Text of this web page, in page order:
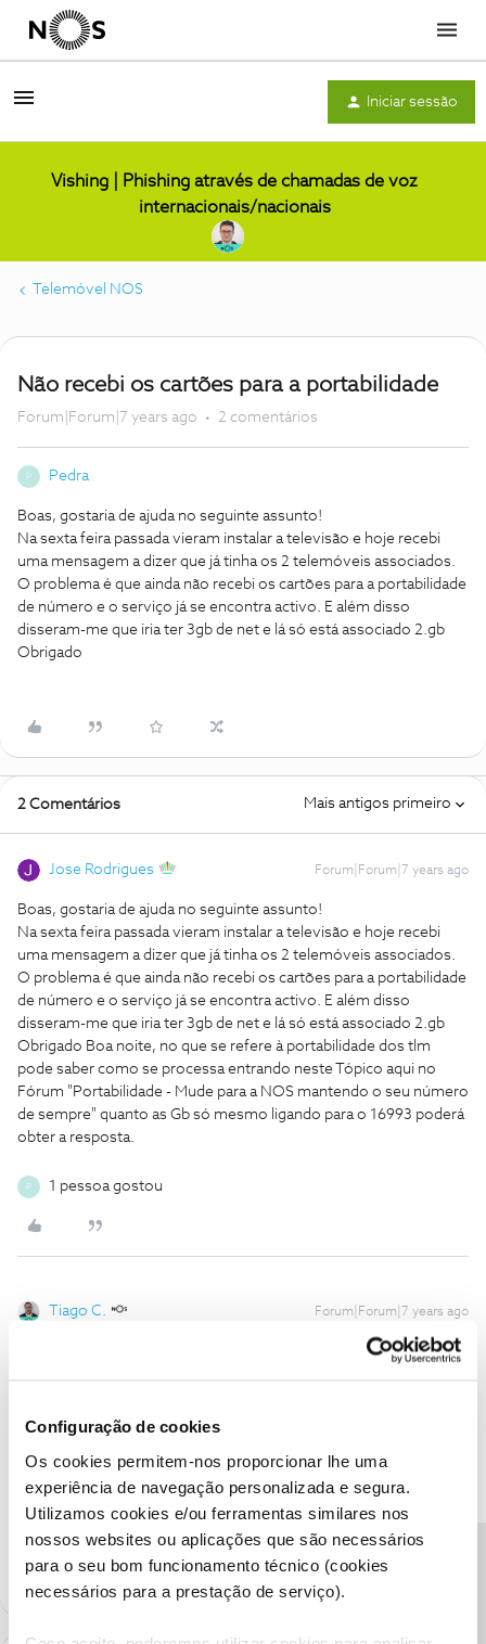
Configuração de cookies
Os cookies permitem-nos proporcionar lhe uma
experiência de navegação personalizada e segura.
Utilizamos cookies e/ou ferramentas similares nos
nossos websites ou aplicações que são necessários
para o seu bom funcionamento técnico (cookies
necessários para a prestação de serviço).
Menu
Iniciar sessão
Vishing | Phishing através de chamadas de voz
internacionais/nacionais
Telemóvel NOS
Não recebi os cartões para a portabilidade
Forum|Forum|7 years ago 2 comentários
P Pedra
Boas, gostaria de ajuda no seguinte assunto!
Na sexta feira passada vieram instalar a televisão e hoje recebi
uma mensagem a dizer que já tinha os 2 telemóveis associados.
O problema é que ainda não recebi os cartões para a portabilidade
de número e o serviço já se encontra activo. E além disso
disseram-me que iria ter 3gb de net e lá só está associado 2.gb
Obrigado
2 Comentários Mais antigos primeiro
Jose Rodrigues Forum|Forum|7 years ago
Boas, gostaria de ajuda no seguinte assunto!
Na sexta feira passada vieram instalar a televisão e hoje recebi
uma mensagem a dizer que já tinha os 2 telemóveis associados.
O problema é que ainda não recebi os cartões para a portabilidade
de número e o serviço já se encontra activo. E além disso
disseram-me que iria ter 3gb de net e lá só está associado 2.gb
Obrigado Boa noite, no que se refere à portabilidade dos tlm
pode saber como se processa entrando neste Tópico aqui no
Fórum "Portabilidade - Mude para a NOS mantendo o seu número
de sempre" quanto as Gb só mesmo ligando para o 16993 poderá
obter a resposta.
P 1 pessoa gostou
Tiago C. Forum|Forum|7 years ago
podermos perceber o que se passa, e porque o queremos ajudar,
Saiba comoaqui.
Ajude a comunidade a encontrar informação relevante. Marque
como "Melhor Resposta" e faça "Like" nos melhores comentários.